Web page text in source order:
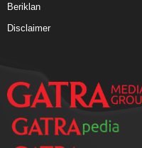
Beriklan
Disclaimer